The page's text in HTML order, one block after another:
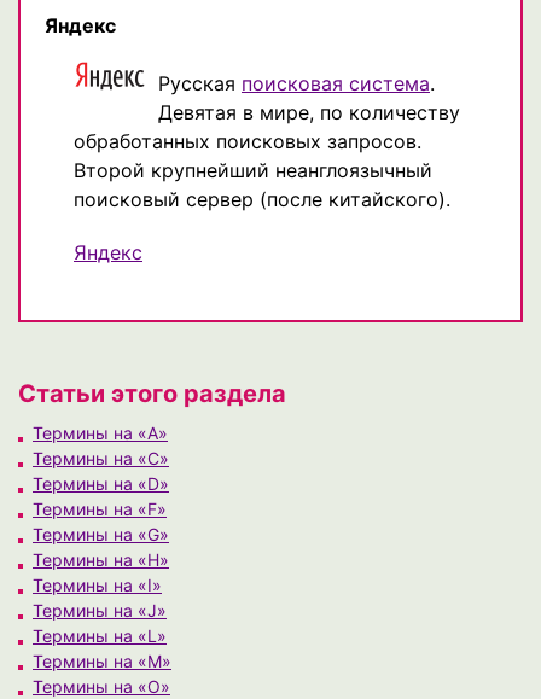
Яндекс
Русская поисковая система.
Девятая в мире, по количеству
обработанных поисковых запросов.
Второй крупнейший неанглоязычный
поисковый сервер (после китайского).
Яндекс
Статьи этого раздела
Термины на «A»
Термины на «C»
Термины на «D»
Термины на «F»
Термины на «G»
Термины на «H»
Термины на «I»
Термины на «J»
Термины на «L»
Термины на «M»
Термины на «O»